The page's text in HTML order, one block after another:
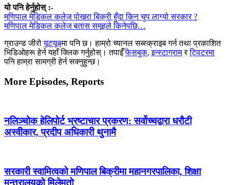
यो पनि हेर्नुहोस् :-
मणिपाल मेडिकल कलेज पोखरा बिक्री हुँदा किन चुप लाग्यो सरकार ?
मणिपाल मेडिकल कलेज बतास समूहले किनेपछि…
ग्राउन्ड जीरोयूट्यूबमा पनि छ। हाम्रो च्यानल सब्स्क्राइब गर्न तथा प्रकाशित
भिडिओहरू हेर्न यहाँ क्लिक गर्नुहोस्। तपाईँफेसबुक,इन्स्टाग्रामरट्विटरमा
पनि हाम्रा सामग्री हेर्न सक्नुहुन्छ।
More Episodes, Reports
नलिञ्चोक हेलिपोर्ट भ्रष्टाचार प्रकरण: सर्वोच्चद्वारा धरौटी
अस्वीकार, प्रदीप अधिकारी थुनामै
सरकारी स्वामित्वको मणिपाल बिक्रीमा महानगरपालिका, शिक्षा